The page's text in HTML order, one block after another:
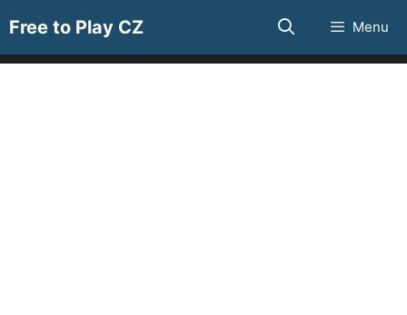
na
obsah
Free to Play CZ Menu